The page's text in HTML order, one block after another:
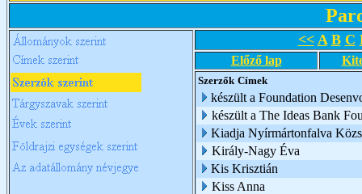
<< A B C
Előző lap
Szerzők Címek
készült a Foundation
készült a The Ideas Bank
Kiadja Nyírmártonfalva
Király-Nagy Éva
Kis Krisztián
Kiss Anna